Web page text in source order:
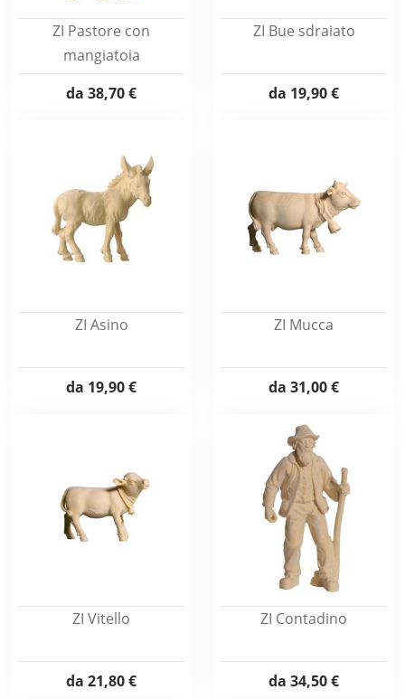
ZI Pastore con
mangiatoia
da 38,70 €
ZI Bue sdraiato
da 19,90 €
ZI Asino
da 19,90 €
ZI Mucca
da 31,00 €
ZI Vitello
da 21,80 €
ZI Contadino
da 34,50 €